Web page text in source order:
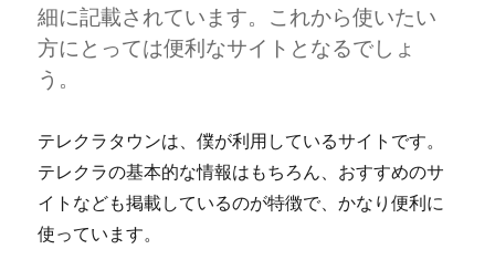
細に記載されています。これから使いたい
方にとっては便利なサイトとなるでしょ
う。
テレクラタウンは、僕が利用しているサイトです。
テレクラの基本的な情報はもちろん、おすすめのサ
イトなども掲載しているのが特徴で、かなり便利に
使っています。